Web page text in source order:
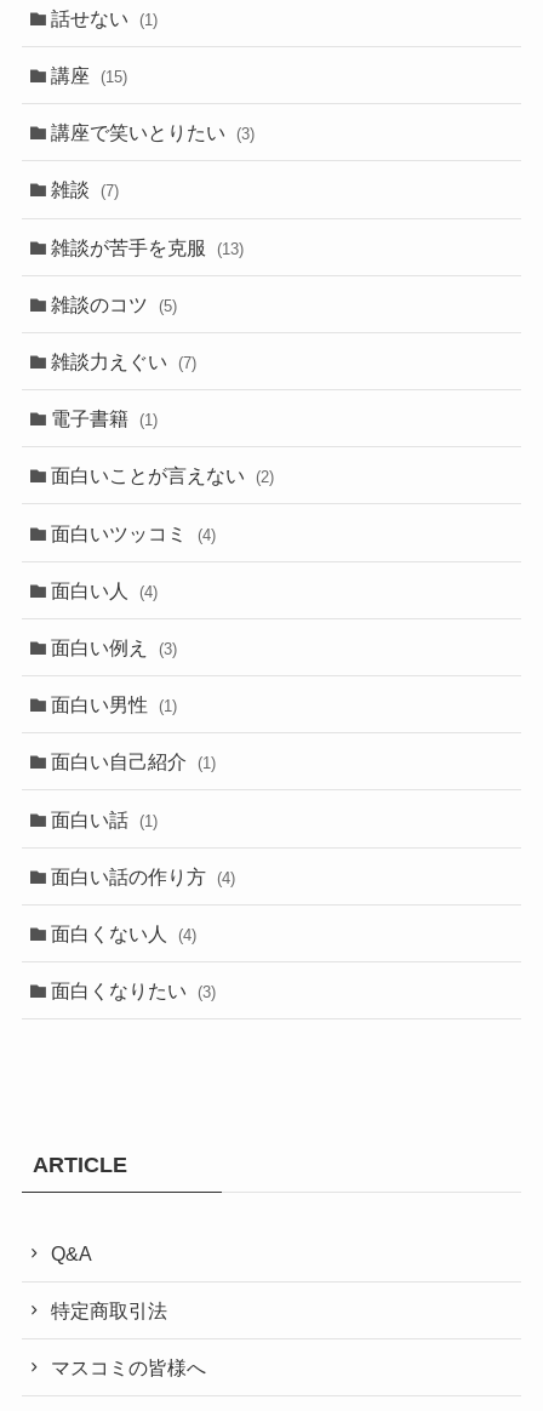
話せない (1)
講座 (15)
講座で笑いとりたい (3)
雑談 (7)
雑談が苦手を克服 (13)
雑談のコツ (5)
雑談力えぐい (7)
電子書籍 (1)
面白いことが言えない (2)
面白いツッコミ (4)
面白い人 (4)
面白い例え (3)
面白い男性 (1)
面白い自己紹介 (1)
面白い話 (1)
面白い話の作り方 (4)
面白くない人 (4)
面白くなりたい (3)
ARTICLE
Q&A
特定商取引法
マスコミの皆様へ